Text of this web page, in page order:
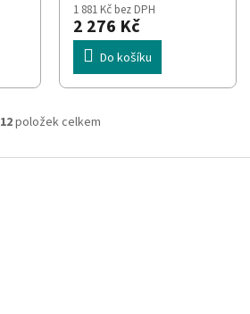
1 881 Kč bez DPH
2 276 Kč
Do košíku
O
l
12položek celkem